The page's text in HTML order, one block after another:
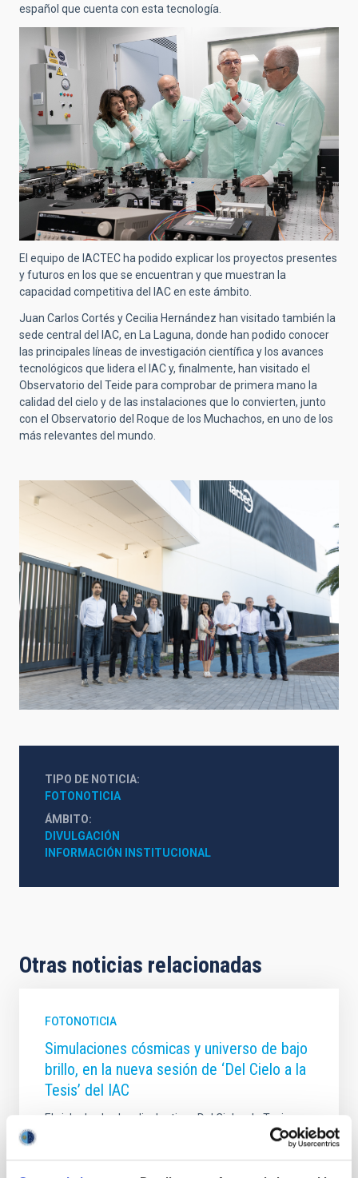
español que cuenta con esta tecnología.
El equipo de IACTEC ha podido explicar los proyectos presentes
y futuros en los que se encuentran y que muestran la
capacidad competitiva del IAC en este ámbito.
Juan Carlos Cortés y Cecilia Hernández han visitado también la
sede central del IAC, en La Laguna, donde han podido conocer
las principales líneas de investigación científica y los avances
tecnológicos que lidera el IAC y, finalmente, han visitado el
Observatorio del Teide para comprobar de primera mano la
calidad del cielo y de las instalaciones que lo convierten, junto
con el Observatorio del Roque de los Muchachos, en uno de los
más relevantes del mundo.
TIPO DE NOTICIA
FOTONOTICIA
ÁMBITO
DIVULGACIÓN
INFORMACIÓN INSTITUCIONAL
Otras noticias relacionadas
FOTONOTICIA
Simulaciones cósmicas y universo de bajo
brillo, en la nueva sesión de ‘Del Cielo a la
Tesis’ del IAC
El ciclo de charlas divulgativas Del Cielo a la Tesis,
impulsado por el estudiantado predoctoral del